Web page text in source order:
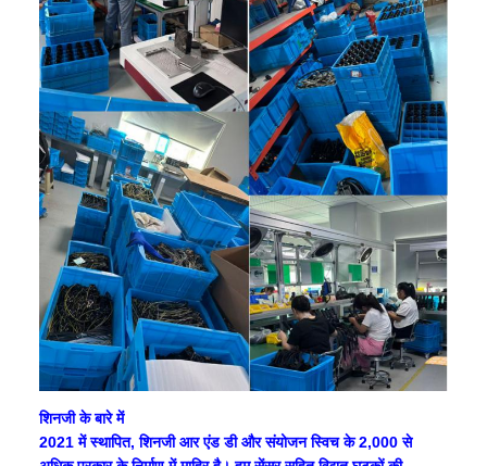
शिनजी के बारे में
2021 में स्थापित, शिनजी आर एंड डी और संयोजन स्विच के 2,000 से